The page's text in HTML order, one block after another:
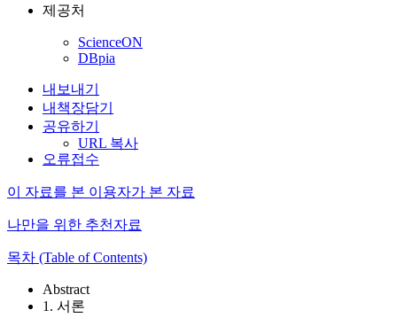
제공처
ScienceON
DBpia
내보내기
내책장담기
공유하기
URL 복사
오류접수
이 자료를 본 이용자가 본 자료
나만을 위한 추천자료
목차 (Table of Contents)
Abstract
1. 서론